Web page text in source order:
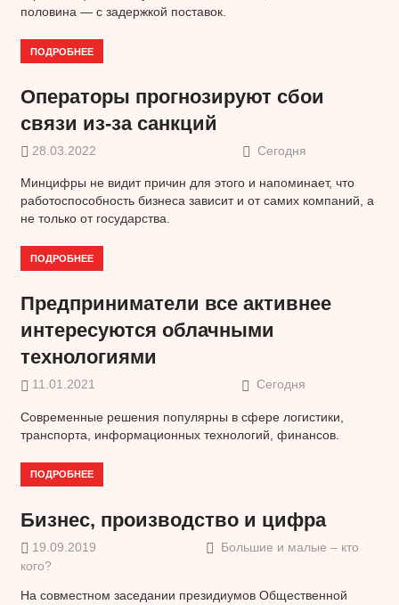
половина — с задержкой поставок.
ПОДРОБНЕЕ
Операторы прогнозируют сбои
связи из-за санкций
28.03.2022 Сегодня
Минцифры не видит причин для этого и напоминает, что
работоспособность бизнеса зависит и от самих компаний, а
не только от государства.
ПОДРОБНЕЕ
Предприниматели все активнее
интересуются облачными
технологиями
11.01.2021 Сегодня
Современные решения популярны в сфере логистики,
транспорта, информационных технологий, финансов.
ПОДРОБНЕЕ
Бизнес, производство и цифра
19.09.2019
Большие и малые – кто
кого?
На совместном заседании президиумов Общественной